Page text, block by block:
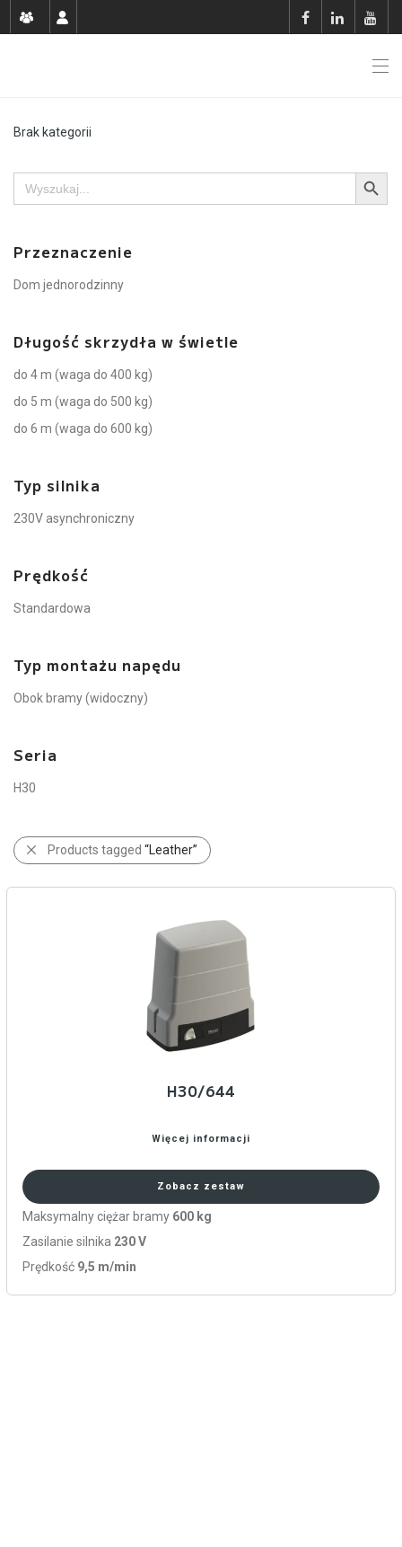
Brak kategorii
Search
for:
Search Button
Przeznaczenie
Dom jednorodzinny
Długość skrzydła w świetle
do 4 m (waga do 400 kg)
do 5 m (waga do 500 kg)
do 6 m (waga do 600 kg)
Typ silnika
230V asynchroniczny
Prędkość
Standardowa
Typ montażu napędu
Obok bramy (widoczny)
Seria
H30
Products tagged “Leather”
H30/644
Więcej informacji
Zobacz zestaw
Maksymalny ciężar bramy 600 kg
Zasilanie silnika 230 V
Prędkość 9,5 m/min